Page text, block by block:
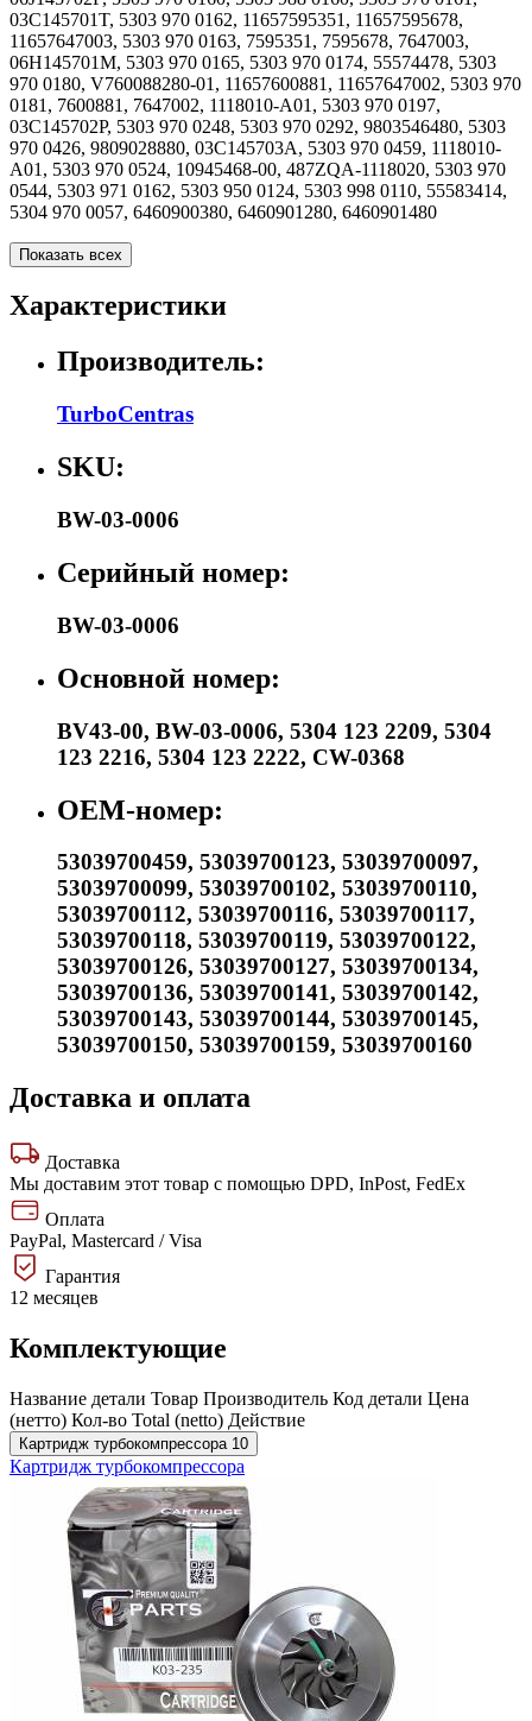
03C145701T, 5303 970 0162, 11657595351, 11657595678,
11657647003, 5303 970 0163, 7595351, 7595678, 7647003,
06H145701M, 5303 970 0165, 5303 970 0174, 55574478, 5303
970 0180, V760088280-01, 11657600881, 11657647002, 5303 970
0181, 7600881, 7647002, 1118010-A01, 5303 970 0197,
03C145702P, 5303 970 0248, 5303 970 0292, 9803546480, 5303
970 0426, 9809028880, 03C145703A, 5303 970 0459, 1118010-
A01, 5303 970 0524, 10945468-00, 487ZQA-1118020, 5303 970
0544, 5303 971 0162, 5303 950 0124, 5303 998 0110, 55583414,
5304 970 0057, 6460900380, 6460901280, 6460901480
Показать всех
Характеристики
Производитель:
TurboCentras
SKU:
BW-03-0006
Серийный номер:
BW-03-0006
Основной номер:
BV43-00, BW-03-0006, 5304 123 2209, 5304
123 2216, 5304 123 2222, CW-0368
OEM-номер:
53039700459, 53039700123, 53039700097,
53039700099, 53039700102, 53039700110,
53039700112, 53039700116, 53039700117,
53039700118, 53039700119, 53039700122,
53039700126, 53039700127, 53039700134,
53039700136, 53039700141, 53039700142,
53039700143, 53039700144, 53039700145,
53039700150, 53039700159, 53039700160
Доставка и оплата
Доставка
Мы доставим этот товар с помощью DPD, InPost, FedEx
Оплата
PayPal, Mastercard / Visa
Гарантия
12 месяцев
Комплектующие
Название детали Товар Производитель Код детали Цена
(нетто) Кол-во Total (netto) Действие
Картридж турбокомпрессора 10
Картридж турбокомпрессора